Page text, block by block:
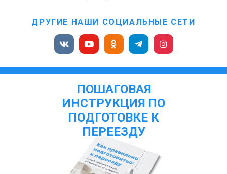
ДРУГИЕ НАШИ СОЦИАЛЬНЫЕ СЕТИ
ПОШАГОВАЯ
ИНСТРУКЦИЯ ПО
ПОДГОТОВКЕ К
ПЕРЕЕЗДУ